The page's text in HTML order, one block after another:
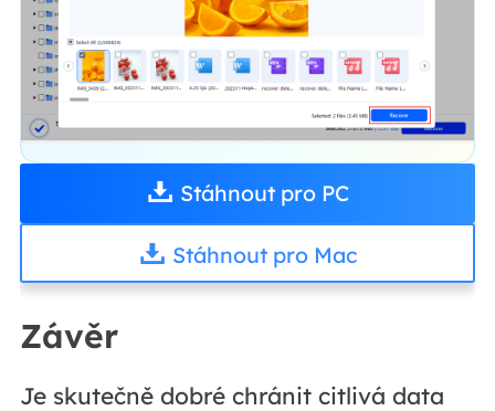
Stáhnout pro PC
Stáhnout pro Mac
Závěr
Je skutečně dobré chránit citlivá data